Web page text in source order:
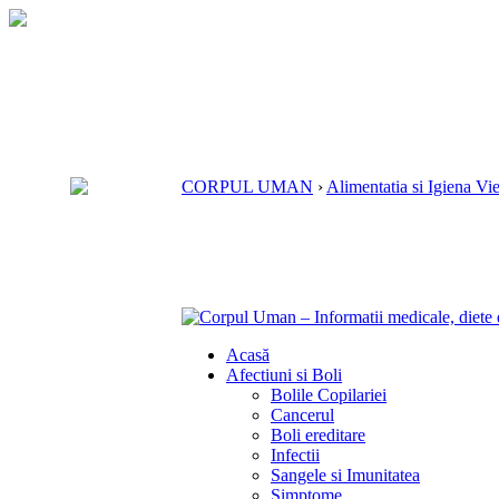
CORPUL UMAN › Alimentatia si Igiena
Acasă
Afectiuni si Boli
Bolile Copilariei
Cancerul
Boli ereditare
Infectii
Sangele si Imunitatea
Simptome